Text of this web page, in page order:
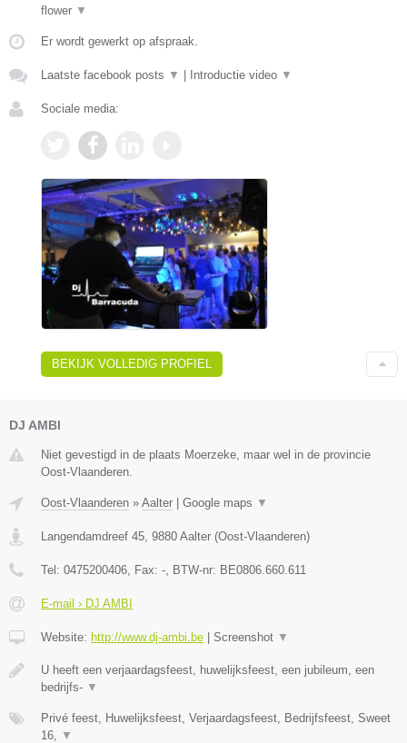
flower ▼
Er wordt gewerkt op afspraak.
Laatste facebook posts ▼ Introductie video ▼
Sociale media:
BEKIJK VOLLEDIG PROFIEL
DJ AMBI
Niet gevestigd in de plaats Moerzeke, maar wel in de provincie
Oost-Vlaanderen.
Oost-Vlaanderen » Aalter Google maps ▼
Langendamdreef 45 9880 Aalter (Oost-Vlaanderen)
Tel: 0475200406 , Fax: - , BTW-nr: BE0806.660.611
E-mail › DJ AMBI
Website: http://www.dj-ambi.be Screenshot ▼
U heeft een verjaardagsfeest, huwelijksfeest, een jubileum, een
bedrijfs- ▼
Privé feest, Huwelijksfeest, Verjaardagsfeest, Bedrijfsfeest, Sweet
16,
▼